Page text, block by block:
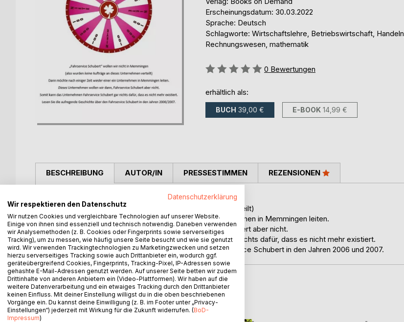
Erscheinungsdatum: 30.03.2022
Sprache: Deutsch
Schlagworte: Wirtschaftslehre, Betriebswirtschaft, Handeln,
Rechnungswesen, mathematik
Bewertung::
0 Bewertungen
erhältlich als:
BUCH 39,00 € E-BOOK 14,99 €
BESCHREIBUNG
Fahrservice Schubert wollen wir nicht in Memmingen.
(also wurden keine Aufträge an dieses Unternehmen verteilt)
Dann möchte nach einiger Zeit wieder einer ein Unternehmen in Memmingen leiten.
Dieses Unternehmen wollen wir dann, Fahrservice Schubert aber nicht.
Somit kann das Unternehmen Fahrservice Schubert gar nichts dafür, dass es nicht mehr existiert.
Lesen Sie die aufregende Geschichte über den Fahrservice Schubert in den Jahren 2006 und 2007.
AUTOR/IN PRESSESTIMMEN REZENSIONEN
WEITERE TITEL BEIBoD
Datenschutzerklärung
Wir respektieren den Datenschutz
Wir nutzen Cookies und vergleichbare Technologien auf unserer Website.
Einige von ihnen sind essenziell und technisch notwendig. Daneben verwenden
wir Analysemethoden (z. B. Cookies oder Fingerprints sowie serverseitiges
Tracking), um zu messen, wie häufig unsere Seite besucht und wie sie genutzt
wird. Wir verwenden Trackingtechnologien zu Marketingzwecken und setzen
hierzu serverseitiges Tracking sowie auch Drittanbieter ein, wodurch ggf.
geräteübergreifend Cookies, Fingerprints, Tracking-Pixel, IP-Adressen sowie
gehashte E-Mail-Adressen genutzt werden. Auf unserer Seite betten wir zudem
Drittinhalte von anderen Anbietern ein (Video-Plattformen). Wir haben auf die
weitere Datenverarbeitung und ein etwaiges Tracking durch den Drittanbieter
keinen Einfluss. Mit deiner Einstellung willigst du in die oben beschriebenen
Vorgänge ein. Du kannst deine Einwilligung (z. B. im Footer unter „Privacy-
Einstellungen“) jederzeit mit Wirkung für die Zukunft widerrufen. (BoD-
Impressum)